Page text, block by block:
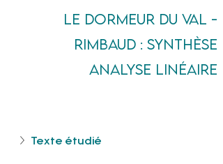
Le dormeur du val -
Rimbaud : synthèse
analyse linéaire
Texte étudié